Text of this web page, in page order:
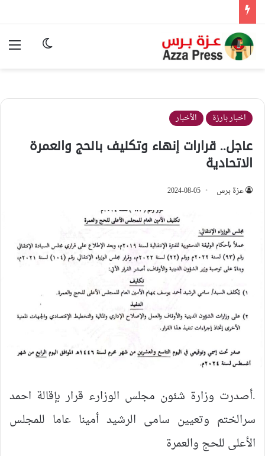
الوضع
اخبار بارزة الأخبار
عاجل.. قرارات إنهاء وتكليف بالحج والعمرة
الاتحادية
عزة برس 2024-08-05
.أصدرت وزارة شئون مجلس الوزارء قرار بإقالة احمد
سرالختم وتعيين سامى الرشيد أمينا عاما للمجلس
الأعلى للحج والعمرة